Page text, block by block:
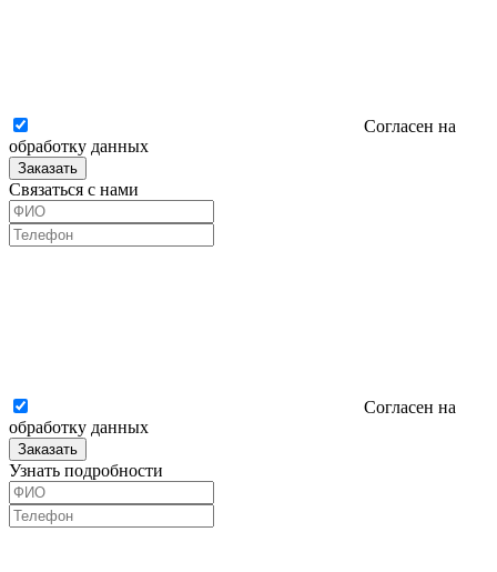
Согласен на
обработку данных
Заказать
Связаться с нами
Согласен на
обработку данных
Заказать
Узнать подробности